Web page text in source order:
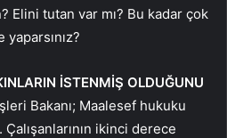
Elini tutan var mı? Bu kadar çok
İSTENMİŞ OLDUĞUNU
Bakanı; Maalesef hukuku
ikinci derece